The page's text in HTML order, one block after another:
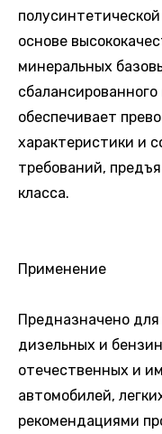
основе
минеральных
обеспечивает
характеристики и
требований,
класса.
Применение
Предназначено для
дизельных и
отечественных и
автомобилей,
рекомендациями